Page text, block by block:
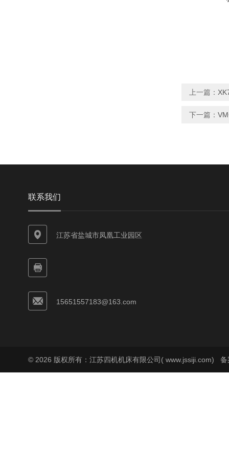
上一篇：
下一篇：
联系我们
江苏省盐城市凤凰工业园区
15651557183@163.com
© 2026 版权所有：江苏四机机床有限公司( www.jssiji.com) 备